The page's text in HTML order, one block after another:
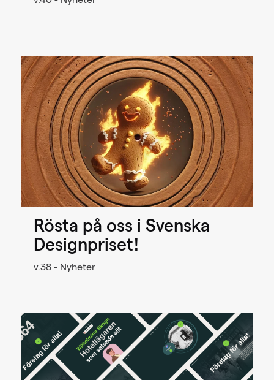
Rösta på oss i Svenska
Designpriset!
v.38 - Nyheter